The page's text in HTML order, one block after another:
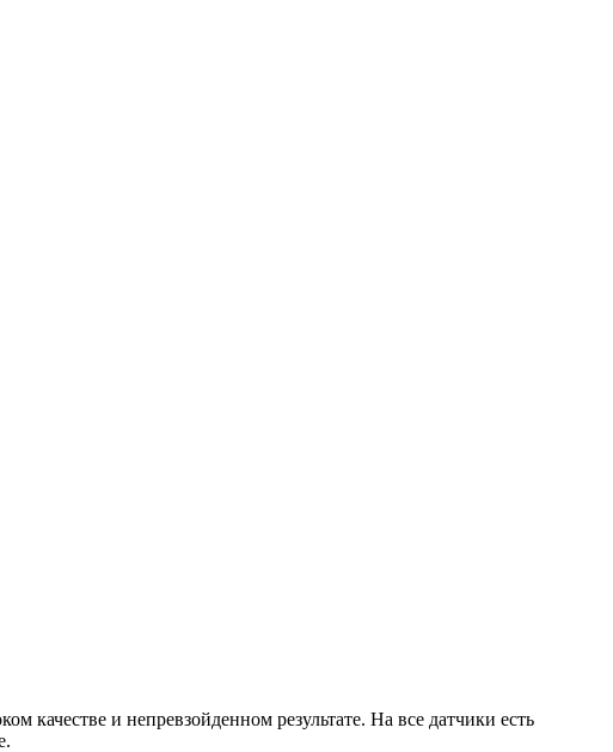
и непревзойденном результате. На все датчики есть